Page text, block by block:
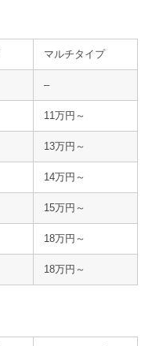
マルチタイプ
–
11万円～
13万円～
14万円～
15万円～
18万円～
18万円～